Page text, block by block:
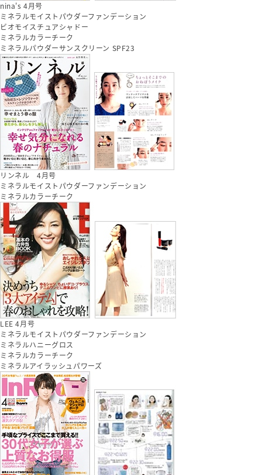
nina's 4月号
ミネラルモイストパウダーファンデーション
ビオモイスチュアシャドー
ミネラルカラーチーク
ミネラルパウダーサンスクリーン SPF23
リンネル 4月号
ミネラルモイストパウダーファンデーション
ミネラルカラーチーク
LEE 4月号
ミネラルモイストパウダーファンデーション
ミネラルハニーグロス
ミネラルカラーチーク
ミネラルアイラッシュパワーズ